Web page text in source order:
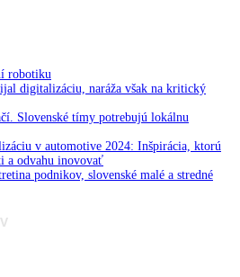
robotiku
digitalizáciu, naráža však na kritický
Slovenské tímy potrebujú lokálnu
v automotive 2024: Inšpirácia, ktorú
a odvahu inovovať
podnikov, slovenské malé a stredné